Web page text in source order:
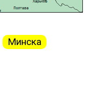
Минска